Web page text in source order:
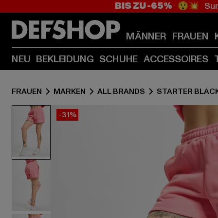
BIS ZU -65% 😲💥
MÄNNER FRAUEN
NEU BEKLEIDUNG SCHUHE ACCESSOIRES
FRAUEN MARKEN ALL BRANDS STARTER
-31%